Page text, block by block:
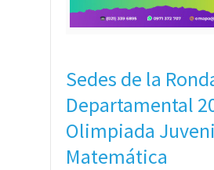
Sedes de la
Departamental
Olimpiada
Matemática